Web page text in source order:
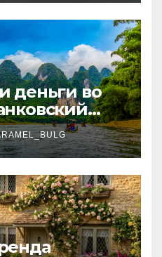
деньги во
BIDV,
и другие